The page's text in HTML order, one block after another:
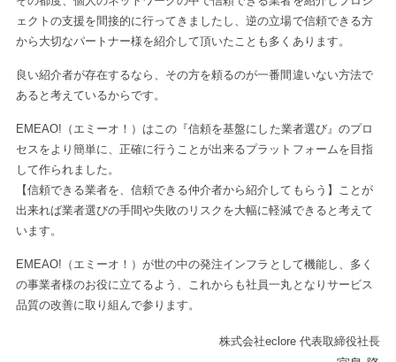
ェクトの支援を間接的に行ってきましたし、逆の立場で信頼できる方
から大切なパートナー様を紹介して頂いたことも多くあります。
良い紹介者が存在するなら、その方を頼るのが一番間違いない方法で
あると考えているからです。
EMEAO!（エミーオ！）はこの『信頼を基盤にした業者選び』のプロ
セスをより簡単に、正確に行うことが出来るプラットフォームを目指
して作られました。
【信頼できる業者を、信頼できる仲介者から紹介してもらう】ことが
出来れば業者選びの手間や失敗のリスクを大幅に軽減できると考えて
います。
EMEAO!（エミーオ！）が世の中の発注インフラとして機能し、多く
の事業者様のお役に立てるよう、これからも社員一丸となりサービス
品質の改善に取り組んで参ります。
株式会社eclore 代表取締役社長